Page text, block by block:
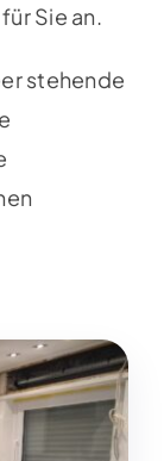
Sie an.
stehende